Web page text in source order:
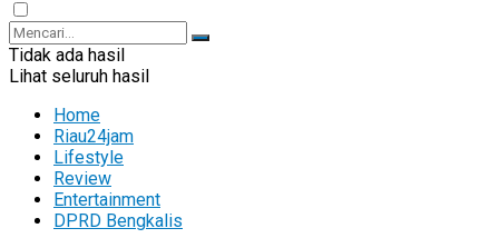
Tidak ada hasil
Lihat seluruh hasil
Home
Riau24jam
Lifestyle
Review
Entertainment
DPRD Bengkalis